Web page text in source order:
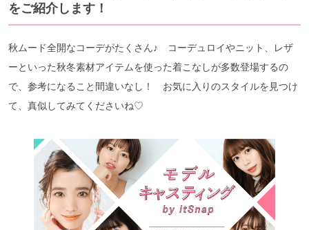
をご紹介します！
秋ムード全開なコーデがたくさん♪ コーデュロイやニット、レザ
ーといった秋冬素材アイテムを使った着こなしが多数登場するの
で、参考になること間違いなし！ お気に入りのスタイルを見つけ
て、真似してみてくださいね♡